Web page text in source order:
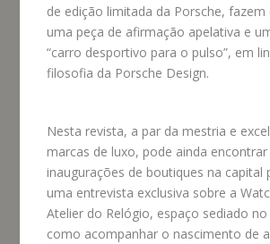
de edição limitada da Porsche,
uma peça de afirmação apelativa e
“carro desportivo para o pulso”, em
filosofia da Porsche Design.
Nesta revista, a par da mestria e
marcas de luxo, pode ainda
inaugurações de boutiques na capital
uma entrevista exclusiva sobre a
Atelier do Relógio, espaço sediado
como acompanhar o nascimento de